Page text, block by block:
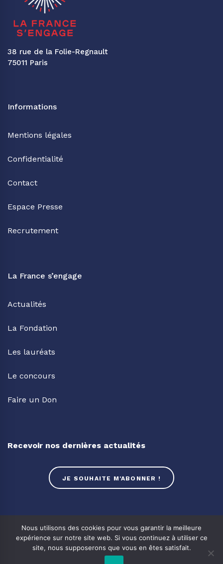
38 rue de la Folie-Regnault
75011 Paris
Informations
Mentions légales
Confidentialité
Contact
Espace Presse
Recrutement
La France s’engage
Actualités
La Fondation
Les lauréats
Le concours
Faire un Don
Recevoir nos dernières actualités
Twitter Facebook
Linkedin Youtube
Nous utilisons des cookies pour vous garantir la meilleure
expérience sur notre site web. Si vous continuez à utiliser ce
site, nous supposerons que vous en êtes satisfait.